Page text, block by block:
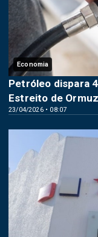
Economia
23/04/2026 • 08:07
Petróleo dispara
Estreito de Ormuz